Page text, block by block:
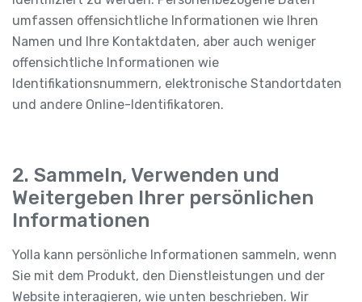
umfassen offensichtliche Informationen wie Ihren
Namen und Ihre Kontaktdaten, aber auch weniger
offensichtliche Informationen wie
Identifikationsnummern, elektronische Standortdaten
und andere Online-Identifikatoren.
2. Sammeln, Verwenden und
Weitergeben Ihrer persönlichen
Informationen
Yolla kann persönliche Informationen sammeln, wenn
Sie mit dem Produkt, den Dienstleistungen und der
Website interagieren, wie unten beschrieben. Wir